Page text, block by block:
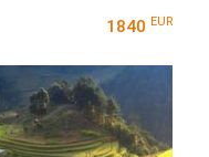
1840 EUR